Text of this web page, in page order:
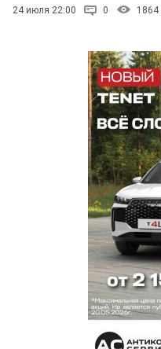
24 июля 22:00 0 1864